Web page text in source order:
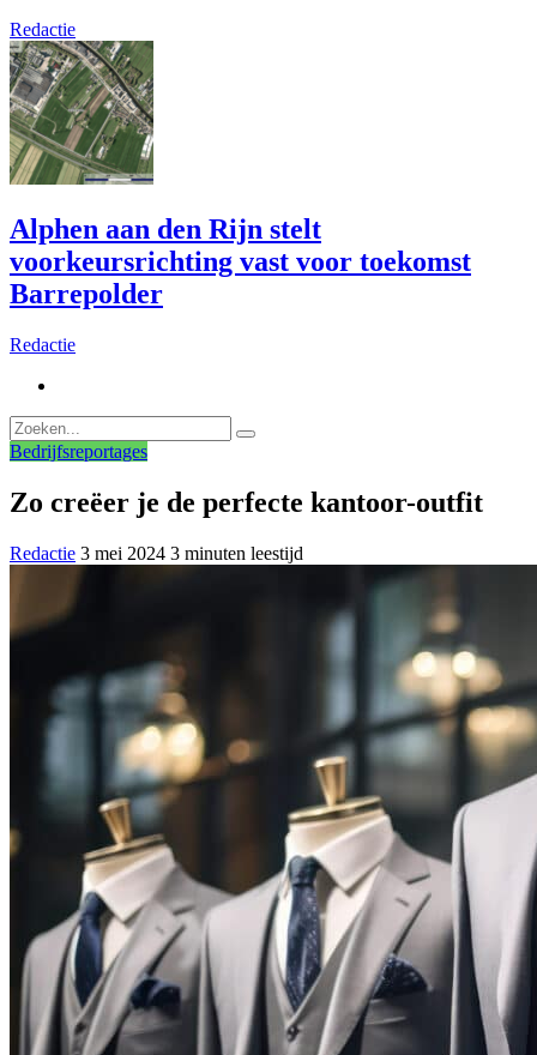
Redactie
Alphen aan den Rijn stelt
voorkeursrichting vast voor toekomst
Barrepolder
Redactie
Bedrijfsreportages
Zo creëer je de perfecte kantoor-outfit
Redactie 3 mei 2024 3 minuten leestijd